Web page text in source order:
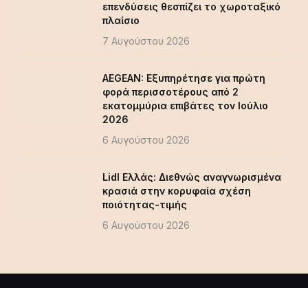
επενδύσεις θεσπίζει το χωροταξικό
πλαίσιο
7 Αυγούστου 2026
AEGEAN: Εξυπηρέτησε για πρώτη
φορά περισσοτέρους από 2
εκατομμύρια επιβάτες τον Ιούλιο
2026
6 Αυγούστου 2026
Lidl Ελλάς: Διεθνώς αναγνωρισμένα
κρασιά στην κορυφαία σχέση
ποιότητας-τιμής
6 Αυγούστου 2026